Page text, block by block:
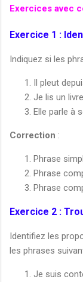
Exercices avec
Exercice 1 :
Indiquez si les
Il pleut
Je lis un
Elle parle à
Correction :
Phrase
Phrase
Phrase
Exercice 2 :
Identifiez les
les phrases
Je suis